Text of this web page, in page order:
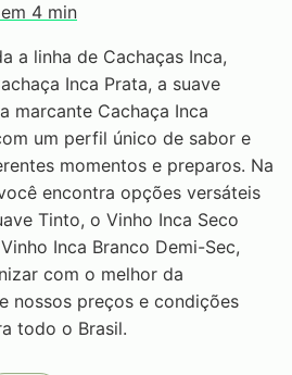
4 min
a linha de Cachaças Inca,
Inca Prata, a suave
marcante Cachaça Inca
um perfil único de sabor e
momentos e preparos. Na
encontra opções versáteis
Tinto, o Vinho Inca Seco
Inca Branco Demi-Sec,
com o melhor da
nossos preços e condições
todo o Brasil.